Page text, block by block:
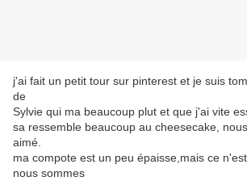
j'ai fait un petit tour sur pinterest et je suis
de
Sylvie qui ma beaucoup plut et que j'ai vite
sa ressemble beaucoup au cheesecake,
aimé.
ma compote est un peu épaisse,mais ce
nous sommes